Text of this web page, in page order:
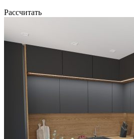
Рассчитать